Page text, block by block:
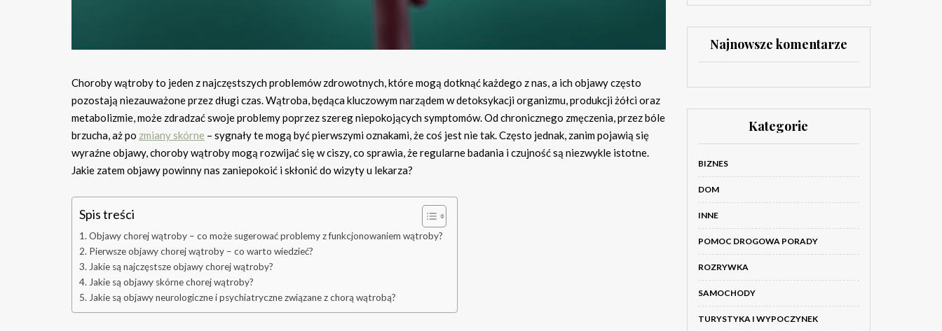
Choroby wątroby to jeden z najczęstszych problemów zdrowotnych, które mogą dotknąć każdego z nas, a ich objawy często
pozostają niezauważone przez długi czas. Wątroba, będąca kluczowym narządem w detoksykacji organizmu, produkcji żółci oraz
metabolizmie, może zdradzać swoje problemy poprzez szereg niepokojących symptomów. Od chronicznego zmęczenia, przez bóle
brzucha, aż po zmiany skórne – sygnały te mogą być pierwszymi oznakami, że coś jest nie tak. Często jednak, zanim pojawią się
wyraźne objawy, choroby wątroby mogą rozwijać się w ciszy, co sprawia, że regularne badania i czujność są niezwykle istotne.
Jakie zatem objawy powinny nas zaniepokoić i skłonić do wizyty u lekarza?
Spis treści
Objawy chorej wątroby – co może sugerować problemy z funkcjonowaniem wątroby?
Pierwsze objawy chorej wątroby – co warto wiedzieć?
Jakie są najczęstsze objawy chorej wątroby?
Jakie są objawy skórne chorej wątroby?
Jakie są objawy neurologiczne i psychiatryczne związane z chorą wątrobą?
Najnowsze komentarze
Kategorie
BIZNES
DOM
INNE
POMOC DROGOWA PORADY
ROZRYWKA
SAMOCHODY
TURYSTYKA I WYPOCZYNEK